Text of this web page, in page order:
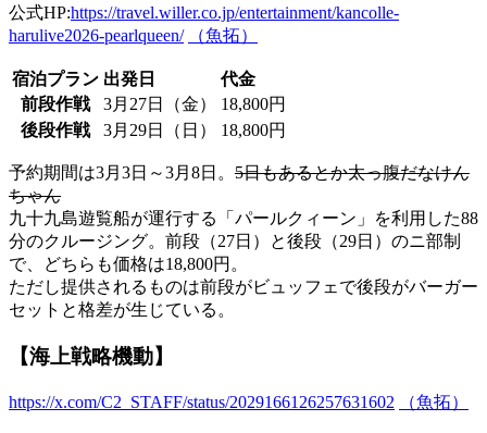
公式HP:https://travel.willer.co.jp/entertainment/kancolle-
harulive2026-pearlqueen/
（魚拓）
宿泊プラン 出発日
代金
前段作戦
3月27日（金）
18,800円
後段作戦
3月29日（日） 18,800円
予約期間は3月3日～3月8日。 5日もあるとか太っ腹だなけん
ちゃん
九十九島遊覧船が運行する「パールクィーン」を利用した88
分のクルージング。前段（27日）と後段（29日）のニ部制
で、どちらも価格は18,800円。
ただし提供されるものは前段がビュッフェで後段がバーガー
セットと格差が生じている。
【海上戦略機動】
https://x.com/C2_STAFF/status/2029166126257631602 （魚拓）